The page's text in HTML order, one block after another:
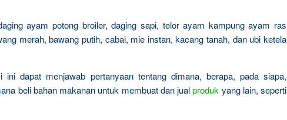
ayam potong broiler, daging sapi, telor ayam kampung ayam ras
merah, bawang putih, cabai, mie instan, kacang tanah, dan ubi ketela
ini dapat menjawab pertanyaan tentang dimana, berapa, pada siapa,
beli bahan makanan untuk membuat dan jualproduk yang lain, seperti